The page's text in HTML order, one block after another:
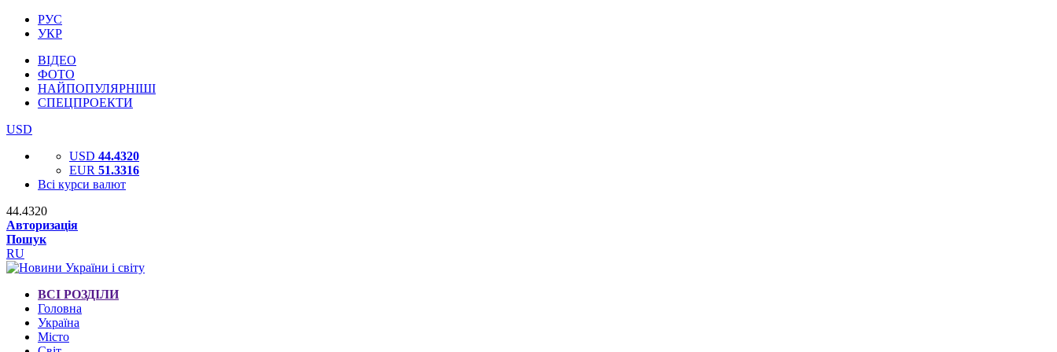
РУС
УКР
ВІДЕО
ФОТО
НАЙПОПУЛЯРНІШІ
СПЕЦПРОЕКТИ
USD
USD 44.4320
EUR 51.3316
Всі курси валют
44.4320
Авторизація
Пошук
RU
ВСІ РОЗДІЛИ
Головна
Україна
Місто